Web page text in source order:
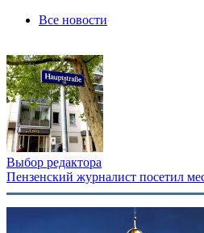
Все новости
Выбор редактора
Пензенский журналист посетил